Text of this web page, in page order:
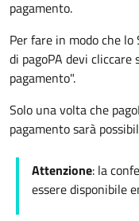
pagamento.
Per fare in modo che
di pagoPA devi
pagamento".
Solo una volta che
pagamento sarà
Attenzione: la
essere disponibile